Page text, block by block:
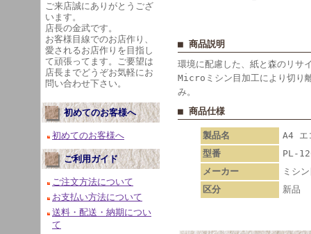
ご来店誠にありがとうござ
います。
店長の金武です。
お客様目線でのお店作り、
愛されるお店作りを目指し
て頑張ってます。ご要望は
店長までどうぞお気軽にお
問い合わせ下さい。
初めてのお客様へ
初めてのお客様へ
ご利用ガイド
ご注文方法について
お支払い方法について
送料・配送・納期につい
て
■ 商品説明
環境に配慮した、紙と森のリ
Microミシン目加工により切り
み。
■ 商品仕様
製品名
A4 エ
型番
PL-
メーカー
ミシ
区分
新品